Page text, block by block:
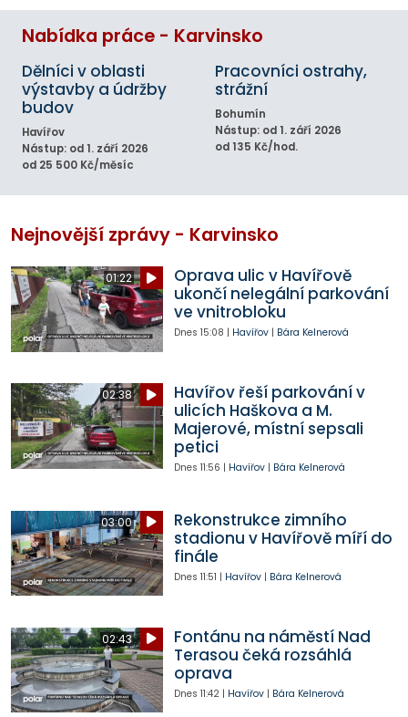
Nabídka práce - Karvinsko
Dělníci v oblasti
výstavby a údržby
budov
Havířov
Nástup: od 1. září 2026
od 25 500 Kč/měsíc
Pracovníci ostrahy,
strážní
Bohumín
Nástup: od 1. září 2026
od 135 Kč/hod.
Nejnovější zprávy - Karvinsko
01:22
Oprava ulic v Havířově
ukončí nelegální parkování
ve vnitrobloku
Dnes 15:08 | Havířov| Bára Kelnerová
02:38
Havířov řeší parkování v
ulicích Haškova a M.
Majerové, místní sepsali
petici
Dnes 11:56 | Havířov| Bára Kelnerová
03:00
Rekonstrukce zimního
stadionu v Havířově míří do
finále
Dnes 11:51 | Havířov| Bára Kelnerová
02:43
Fontánu na náměstí Nad
Terasou čeká rozsáhlá
oprava
Dnes 11:42| Havířov| Bára Kelnerová